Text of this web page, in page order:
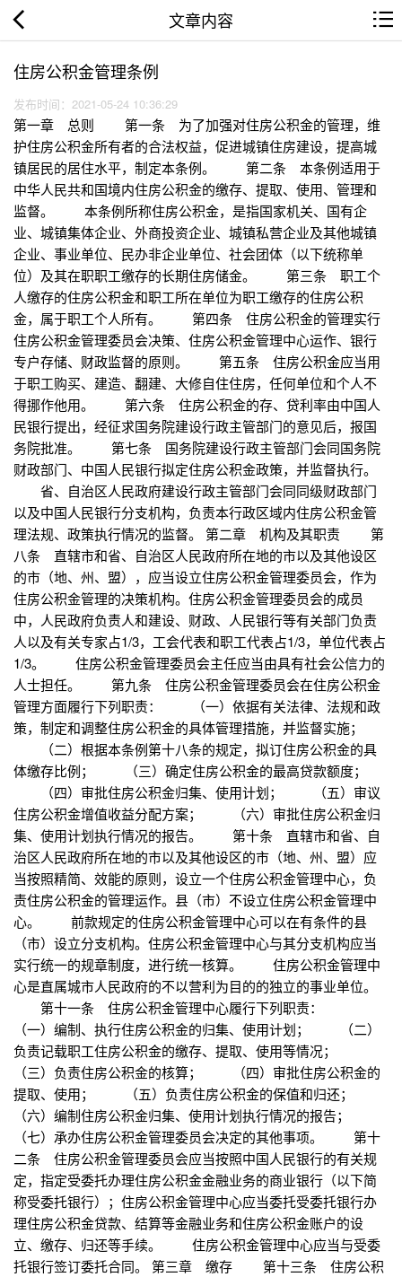
文章内容
住房公积金管理条例
发布时间：2021-05-24 10:36:29
第一章 总则 第一条 为了加强对住房公积金的管理，维
护住房公积金所有者的合法权益，促进城镇住房建设，提高城
镇居民的居住水平，制定本条例。 第二条 本条例适用于
中华人民共和国境内住房公积金的缴存、提取、使用、管理和
监督。 本条例所称住房公积金，是指国家机关、国有企
业、城镇集体企业、外商投资企业、城镇私营企业及其他城镇
企业、事业单位、民办非企业单位、社会团体（以下统称单
位）及其在职职工缴存的长期住房储金。 第三条 职工个
人缴存的住房公积金和职工所在单位为职工缴存的住房公积
金，属于职工个人所有。 第四条 住房公积金的管理实行
住房公积金管理委员会决策、住房公积金管理中心运作、银行
专户存储、财政监督的原则。 第五条 住房公积金应当用
于职工购买、建造、翻建、大修自住住房，任何单位和个人不
得挪作他用。 第六条 住房公积金的存、贷利率由中国人
民银行提出，经征求国务院建设行政主管部门的意见后，报国
务院批准。 第七条 国务院建设行政主管部门会同国务院
财政部门、中国人民银行拟定住房公积金政策，并监督执行。
省、自治区人民政府建设行政主管部门会同同级财政部门
以及中国人民银行分支机构，负责本行政区域内住房公积金管
理法规、政策执行情况的监督。 第二章 机构及其职责 第
八条 直辖市和省、自治区人民政府所在地的市以及其他设区
的市（地、州、盟），应当设立住房公积金管理委员会，作为
住房公积金管理的决策机构。住房公积金管理委员会的成员
中，人民政府负责人和建设、财政、人民银行等有关部门负责
人以及有关专家占1/3，工会代表和职工代表占1/3，单位代表占
1/3。 住房公积金管理委员会主任应当由具有社会公信力的
人士担任。 第九条 住房公积金管理委员会在住房公积金
管理方面履行下列职责： （一）依据有关法律、法规和政
策，制定和调整住房公积金的具体管理措施，并监督实施；
（二）根据本条例第十八条的规定，拟订住房公积金的具
体缴存比例； （三）确定住房公积金的最高贷款额度；
（四）审批住房公积金归集、使用计划； （五）审议
住房公积金增值收益分配方案； （六）审批住房公积金归
集、使用计划执行情况的报告。 第十条 直辖市和省、自
治区人民政府所在地的市以及其他设区的市（地、州、盟）应
当按照精简、效能的原则，设立一个住房公积金管理中心，负
责住房公积金的管理运作。县（市）不设立住房公积金管理中
心。 前款规定的住房公积金管理中心可以在有条件的县
（市）设立分支机构。住房公积金管理中心与其分支机构应当
实行统一的规章制度，进行统一核算。 住房公积金管理中
心是直属城市人民政府的不以营利为目的的独立的事业单位。
第十一条 住房公积金管理中心履行下列职责：
（一）编制、执行住房公积金的归集、使用计划； （二）
负责记载职工住房公积金的缴存、提取、使用等情况；
（三）负责住房公积金的核算； （四）审批住房公积金的
提取、使用； （五）负责住房公积金的保值和归还；
（六）编制住房公积金归集、使用计划执行情况的报告；
（七）承办住房公积金管理委员会决定的其他事项。 第十
二条 住房公积金管理委员会应当按照中国人民银行的有关规
定，指定受委托办理住房公积金金融业务的商业银行（以下简
称受委托银行）；住房公积金管理中心应当委托受委托银行办
理住房公积金贷款、结算等金融业务和住房公积金账户的设
立、缴存、归还等手续。 住房公积金管理中心应当与受委
托银行签订委托合同。 第三章 缴存 第十三条 住房公积